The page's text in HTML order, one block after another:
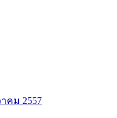
คม 2557